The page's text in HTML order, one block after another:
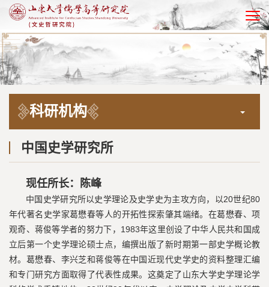
EN
科研机构
中国史学研究所
现任所长：陈峰
中国史学研究所以史学理论及史学史为主攻方向，以20世纪80
年代著名史学家葛懋春等人的开拓性探索肇其端绪。在葛懋春、项
观奇、蒋俊等学者的努力下，1983年这里创设了中华人民共和国成
立后第一个史学理论硕士点，编撰出版了新时期第一部史学概论教
材。葛懋春、李兴芝和蒋俊等在中国近现代史学史的资料整理汇编
和专门研究方面取得了代表性成果。这奠定了山东大学史学理论学